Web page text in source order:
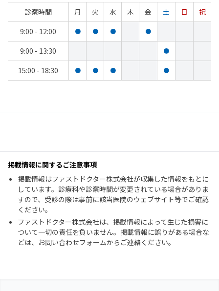
診察時間 月 火 水 木 金 土 日
祝
9:00 - 12:00
● ● ● ●
9:00 - 13:30 ●
15:00 - 18:30 ● ● ● ●
掲載情報に関するご注意事項
掲載情報はファストドクター株式会社が収集した情報をもとに
しています。診療科や診察時間が変更されている場合がありま
すので、受診の際は事前に該当医院のウェブサイト等でご確認
ください。
ファストドクター株式会社は、掲載情報によって生じた損害に
ついて一切の責任を負いません。掲載情報に誤りがある場合な
どは、お問い合わせフォームからご連絡ください。